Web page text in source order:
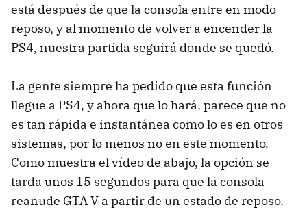
está después de que la consola entre en modo
reposo, y al momento de volver a encender la
PS4, nuestra partida seguirá donde se quedó.
La gente siempre ha pedido que esta función
llegue a PS4, y ahora que lo hará, parece que no
es tan rápida e instantánea como lo es en otros
sistemas, por lo menos no en este momento.
Como muestra el vídeo de abajo, la opción se
tarda unos 15 segundos para que la consola
reanude GTA V a partir de un estado de reposo.